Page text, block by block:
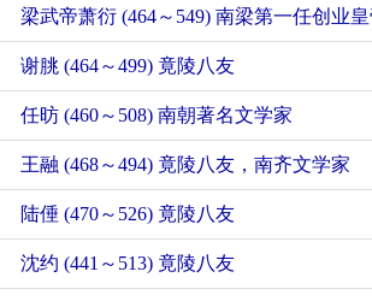
梁武帝萧衍 (464～549) 南梁第一任创业
谢朓 (464～499) 竟陵八友
任昉 (460～508) 南朝著名文学家
王融 (468～494) 竟陵八友，南齐文学家
陆倕 (470～526) 竟陵八友
沈约 (441～513) 竟陵八友